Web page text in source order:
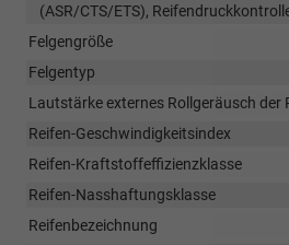
(ASR/CTS/ETS),
Felgengröße
Felgentyp
Lautstärke externes Rollgeräusch der
Reifen-Geschwindigkeitsindex
Reifen-Kraftstoffeffizienzklasse
Reifen-Nasshaftungsklasse
Reifenbezeichnung